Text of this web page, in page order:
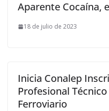
Aparente Cocaína,
18 de julio de 2023
Inicia Conalep
Profesional
Ferroviario